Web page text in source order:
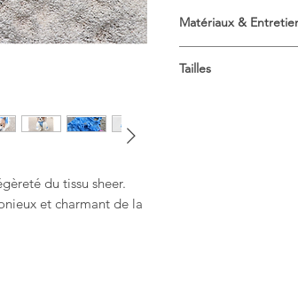
du tissu sheer.
et charmant de la
Matériaux &
Tailles